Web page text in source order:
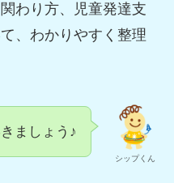
わり方、児童発達支
、わかりやすく整理
シップくん
ましょう♪